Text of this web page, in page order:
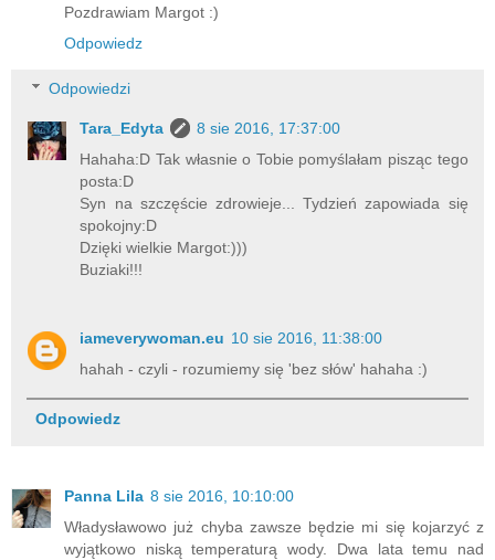
Pozdrawiam Margot :)
Odpowiedz
Odpowiedzi
Tara_Edyta
8 sie 2016, 17:37:00
Hahaha:D Tak własnie o Tobie pomyślałam pisząc tego
posta:D
Syn na szczęście zdrowieje... Tydzień zapowiada się
spokojny:D
Dzięki wielkie Margot:)))
Buziaki!!!
iameverywoman.eu 10 sie 2016, 11:38:00
hahah - czyli - rozumiemy się 'bez słów' hahaha :)
Odpowiedz
Panna Lila 8 sie 2016, 10:10:00
Władysławowo już chyba zawsze będzie mi się kojarzyć z
wyjątkowo niską temperaturą wody. Dwa lata temu nad